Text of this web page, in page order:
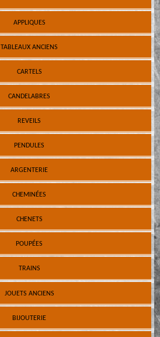
APPLIQUES
TABLEAUX ANCIENS
CARTELS
CANDELABRES
REVEILS
PENDULES
ARGENTERIE
CHEMINÉES
CHENETS
POUPÉES
TRAINS
JOUETS ANCIENS
BIJOUTERIE